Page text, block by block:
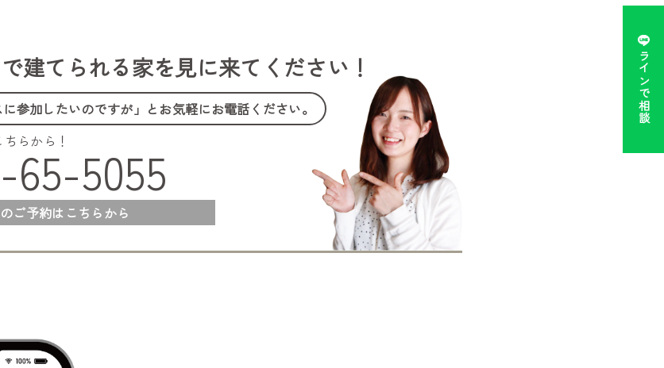
ラインで相談
建てられる家を見に来てください！
参加したいのですが」 とお気軽にお電話ください。
らから！
65-5055
ご予約はこちらから